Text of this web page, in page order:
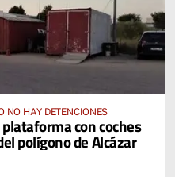
NO HAY DETENCIONES
con coches
polígono de Alcázar